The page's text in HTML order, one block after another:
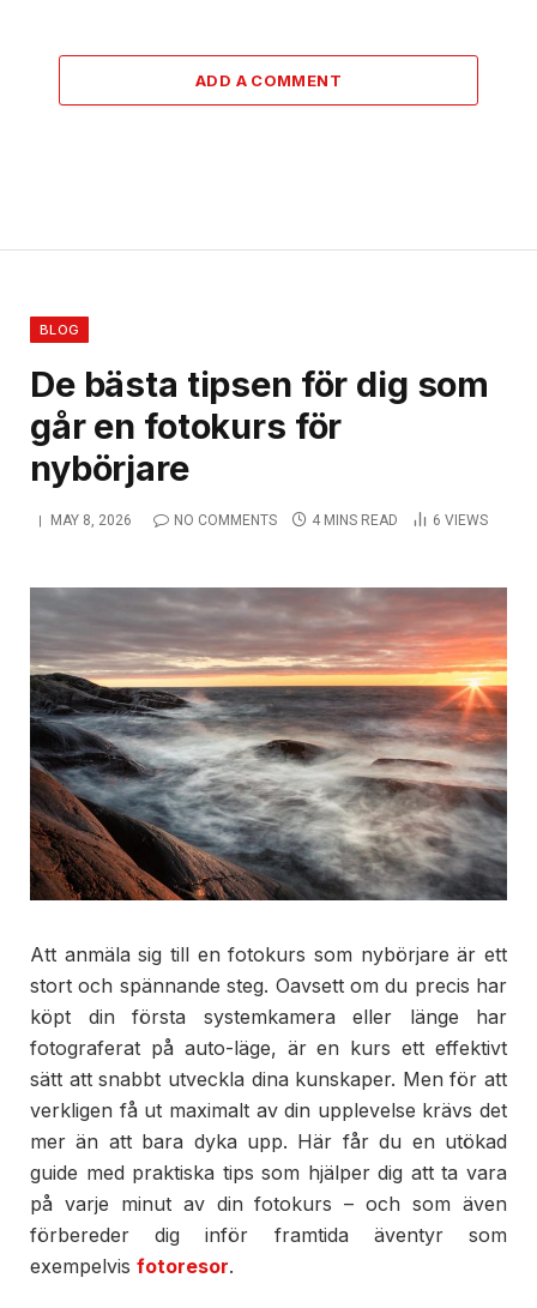
ADD A COMMENT
BLOG
De bästa tipsen för dig som
går en fotokurs för
nybörjare
MAY 8, 2026 NO COMMENTS 4 MINS READ 6 VIEWS
Att anmäla sig till en fotokurs som nybörjare är ett
stort och spännande steg. Oavsett om du precis har
köpt din första systemkamera eller länge har
fotograferat på auto-läge, är en kurs ett effektivt
sätt att snabbt utveckla dina kunskaper. Men för att
verkligen få ut maximalt av din upplevelse krävs det
mer än att bara dyka upp. Här får du en utökad
guide med praktiska tips som hjälper dig att ta vara
på varje minut av din fotokurs – och som även
förbereder dig inför framtida äventyr som
exempelvis fotoresor.